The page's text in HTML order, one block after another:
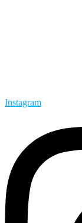
Instagram